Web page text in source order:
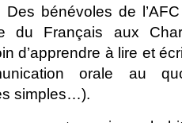
Des bénévoles de
du Français aux
d’apprendre à lire et
orale au
simples…).